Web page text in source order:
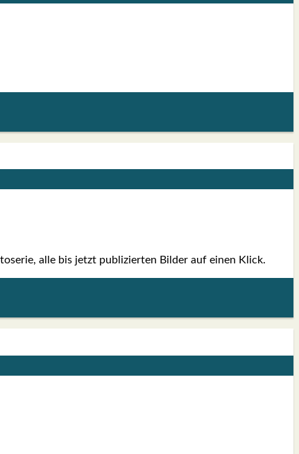
alle bis jetzt publi­zier­ten Bil­der auf einen Klick.